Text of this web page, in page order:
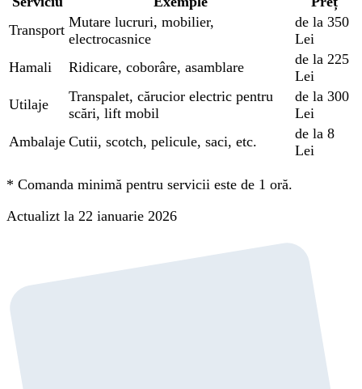
Transport Mutare lucruri, mobilier,
electrocasnice
de la 350
Lei
Hamali
Ridicare, coborâre, asamblare
de la 225
Lei
Utilaje
Transpalet, cărucior electric pentru
scări, lift mobil
de la 300
Lei
Ambalaje Cutii, scotch, pelicule, saci, etc.
de la 8
Lei
* Comanda minimă pentru servicii este de 1 oră.
Actualizt la 22 ianuarie 2026